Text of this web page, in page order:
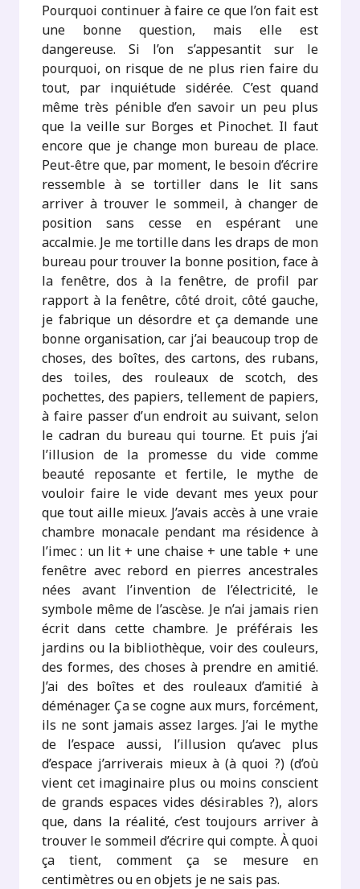
Pourquoi continuer à faire ce que l’on fait est
une bonne question, mais elle est
dangereuse. Si l’on s’appesantit sur le
pourquoi, on risque de ne plus rien faire du
tout, par inquiétude sidérée. C’est quand
même très pénible d’en savoir un peu plus
que la veille sur Borges et Pinochet. Il faut
encore que je change mon bureau de place.
Peut-être que, par moment, le besoin d’écrire
ressemble à se tortiller dans le lit sans
arriver à trouver le sommeil, à changer de
position sans cesse en espérant une
accalmie. Je me tortille dans les draps de mon
bureau pour trouver la bonne position, face à
la fenêtre, dos à la fenêtre, de profil par
rapport à la fenêtre, côté droit, côté gauche,
je fabrique un désordre et ça demande une
bonne organisation, car j’ai beaucoup trop de
choses, des boîtes, des cartons, des rubans,
des toiles, des rouleaux de scotch, des
pochettes, des papiers, tellement de papiers,
à faire passer d’un endroit au suivant, selon
le cadran du bureau qui tourne. Et puis j’ai
l’illusion de la promesse du vide comme
beauté reposante et fertile, le mythe de
vouloir faire le vide devant mes yeux pour
que tout aille mieux. J’avais accès à une vraie
chambre monacale pendant ma résidence à
l’imec : un lit + une chaise + une table + une
fenêtre avec rebord en pierres ancestrales
nées avant l’invention de l’électricité, le
symbole même de l’ascèse. Je n’ai jamais rien
écrit dans cette chambre. Je préférais les
jardins ou la bibliothèque, voir des couleurs,
des formes, des choses à prendre en amitié.
J’ai des boîtes et des rouleaux d’amitié à
déménager. Ça se cogne aux murs, forcément,
ils ne sont jamais assez larges. J’ai le mythe
de l’espace aussi, l’illusion qu’avec plus
d’espace j’arriverais mieux à (à quoi ?) (d’où
vient cet imaginaire plus ou moins conscient
de grands espaces vides désirables ?), alors
que, dans la réalité, c’est toujours arriver à
trouver le sommeil d’écrire qui compte. À quoi
ça tient, comment ça se mesure en
centimètres ou en objets je ne sais pas.